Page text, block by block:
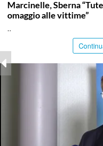
Marcinelle, Sberna
omaggio alle vittime”
..